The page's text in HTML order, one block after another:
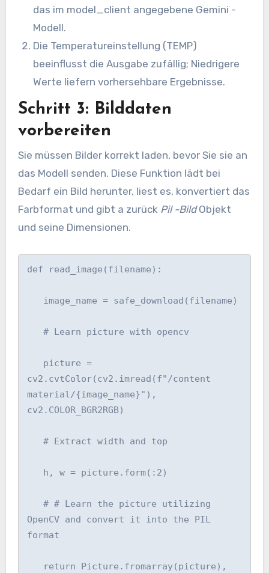
das im model_client angegebene Gemini -
Modell.
Die Temperatureinstellung (TEMP)
beeinflusst die Ausgabe zufällig; Niedrigere
Werte liefern vorhersehbare Ergebnisse.
Schritt 3: Bilddaten
vorbereiten
Sie müssen Bilder korrekt laden, bevor Sie sie an
das Modell senden. Diese Funktion lädt bei
Bedarf ein Bild herunter, liest es, konvertiert das
Farbformat und gibt a zurück Pil -BildObjekt
und seine Dimensionen.
def read_image(filename):
image_name = safe_download(filename)
# Learn picture with opencv
picture =
cv2.cvtColor(cv2.imread(f"/content
material/{image_name}"),
cv2.COLOR_BGR2RGB)
# Extract width and top
h, w = picture.form(:2)
# # Learn the picture utilizing
OpenCV and convert it into the PIL
format
return Picture.fromarray(picture),